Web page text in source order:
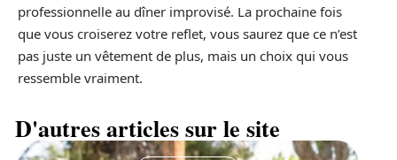
professionnelle au dîner improvisé. La prochaine fois
que vous croiserez votre reflet, vous saurez que ce n’est
pas juste un vêtement de plus, mais un choix qui vous
ressemble vraiment.
D'autres articles sur le site